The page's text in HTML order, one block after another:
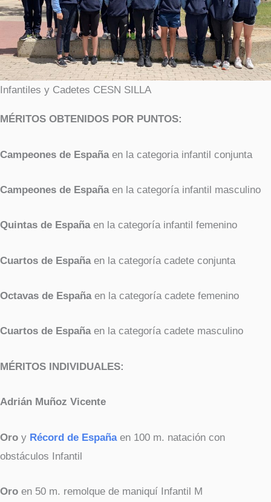
Infantiles y Cadetes CESN SILLA
MÉRITOS OBTENIDOS POR PUNTOS:
Campeones de España en la categoria infantil conjunta
Campeones de Españaen la categoría infantil masculino
Quintas de España en la categoría infantil femenino
Cuartos de Españaen la categoría cadete conjunta
Octavas de Españaen la categoría cadete femenino
Cuartos de Españaen la categoría cadete masculino
MÉRITOS INDIVIDUALES:
Adrián Muñoz Vicente
Oro y Récord de Españaen 100 m. natación con
obstáculos Infantil
Oro en 50 m. remolque de maniquí Infantil M